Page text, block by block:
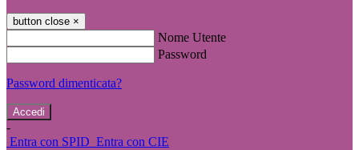
button close ×
Nome Utente
Password
Password dimenticata?
-
Entra con SPID Entra con CIE